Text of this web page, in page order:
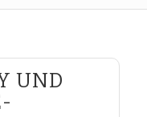
UND